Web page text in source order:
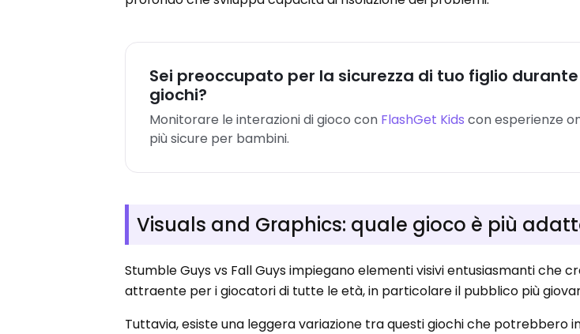
Sei preoccupato per la sicurezza di tuo figlio
giochi?
Monitorare le interazioni di gioco con FlashGet Kids con esperienze
più sicure per bambini.
Visuals and Graphics: quale gioco è più
Stumble Guys vs Fall Guys impiegano elementi visivi entusiasmanti che
attraente per i giocatori di tutte le età, in particolare il pubblico più
Tuttavia, esiste una leggera variazione tra questi giochi che potrebbero